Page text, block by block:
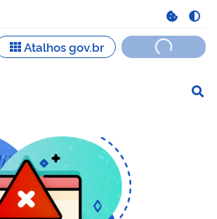
de navegação